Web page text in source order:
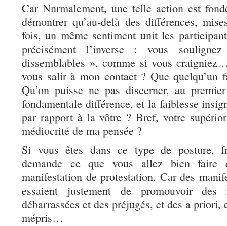
Car Nnrmalement, une telle action est
démontrer qu’au-delà des différences,
fois, un même sentiment unit les
précisément l’inverse : vous
dissemblables », comme si vous
vous salir à mon contact ? Que quelqu’un
Qu’on puisse ne pas discerner, au
fondamentale différence, et la faiblesse
par rapport à la vôtre ? Bref, votre
médiocrité de ma pensée ?
Si vous êtes dans ce type de posture,
demande ce que vous allez bien faire
manifestation de protestation. Car des
essaient justement de promouvoir
débarrassées et des préjugés, et des a priori,
mépris…